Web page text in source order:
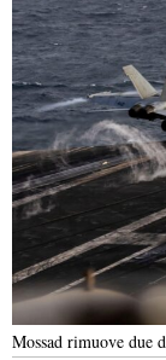
Mossad rimuove due